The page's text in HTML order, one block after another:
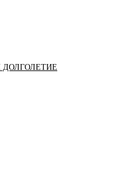
ДОЛГОЛЕТИЕ